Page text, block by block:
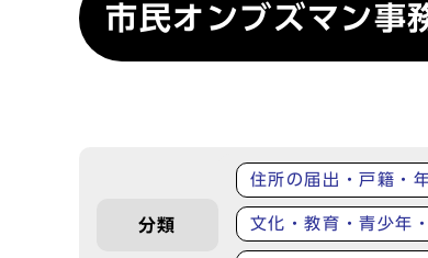
市民オンブズマン
分類
住所の届出・戸籍・
文化・教育・青少年